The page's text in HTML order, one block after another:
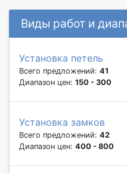
Виды работ и
Установка петель
Всего предложений: 41
Диапазон цен: 150 - 300
Установка замков
Всего предложений: 42
Диапазон цен: 400 - 800